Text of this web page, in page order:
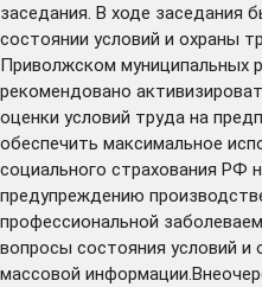
заседания. В ходе заседания
состоянии условий и охраны
Приволжском муниципальных
рекомендовано
оценки условий труда на
обеспечить максимальное
социального страхования РФ
предупреждению
профессиональной
вопросы состояния условий и
массовой